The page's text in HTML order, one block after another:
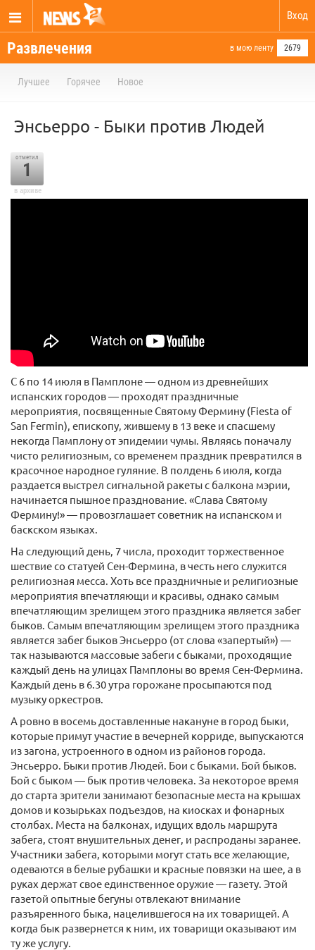
Вход
Развлечения в мою ленту 2679
Лучшее Горячее Новое
Энсьерро - Быки против Людей
отметил
1
в архиве
С 6 по 14 июля в Памплоне — одном из древнейших
испанских городов — проходят праздничные
мероприятия, посвященные Святому Фермину (Fiesta of
San Fermin), епископу, жившему в 13 веке и спасшему
некогда Памплону от эпидемии чумы. Являясь поначалу
чисто религиозным, со временем праздник превратился в
красочное народное гуляние. В полдень 6 июля, когда
раздается выстрел сигнальной ракеты с балкона мэрии,
начинается пышное празднование. «Слава Святому
Фермину!» — провозглашает советник на испанском и
баскском языках.
На следующий день, 7 числа, проходит торжественное
шествие со статуей Сен-Фермина, в честь него служится
религиозная месса. Хоть все праздничные и религиозные
мероприятия впечатляющи и красивы, однако самым
впечатляющим зрелищем этого праздника является забег
быков. Самым впечатляющим зрелищем этого праздника
является забег быков Энсьерро (от слова «запертый») —
так называются массовые забеги с быками, проходящие
каждый день на улицах Памплоны во время Сен-Фермина.
Каждый день в 6.30 утра горожане просыпаются под
музыку оркестров.
А ровно в восемь доставленные накануне в город быки,
которые примут участие в вечерней корриде, выпускаются
из загона, устроенного в одном из районов города.
Энсьерро. Быки против Людей. Бои с быками. Бой быков.
Бой с быком — бык против человека. За некоторое время
до старта зрители занимают безопасные места на крышах
домов и козырьках подъездов, на киосках и фонарных
столбах. Места на балконах, идущих вдоль маршрута
забега, стоят внушительных денег, и распроданы заранее.
Участники забега, которыми могут стать все желающие,
одеваются в белые рубашки и красные повязки на шее, а в
руках держат свое единственное оружие — газету. Этой
газетой опытные бегуны отвлекают внимание
разъяренного быка, нацелившегося на их товарищей. А
когда бык развернется к ним, их товарищи оказывают им
ту же услугу.